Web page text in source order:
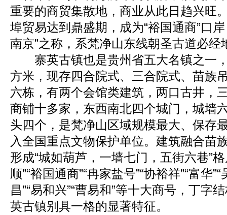
重要的商贸集散地，商业从此日趋兴旺
埠贸易达到鼎盛期，成为“裕国通商”口岸
南京”之称，系梵净山东线朝圣古道必经
寨英古镇也是贵州省五大名镇之一
方米，现存四合院式、三合院式、苗族
六栋，有两个会馆类建筑，两口古井，
商铺十多家，东西南北四个城门，城墙
头四个，是梵净山区域规模最大、保存
入全国重点文物保护单位。建筑融合苗
形成“城如葫芦，一墙七门，五街六巷”
顺”“裕国通商”“冉家盐号”“协裕祥”“富华
昌”“易和兴”“曹易和”等十大商号，丁字
英古镇别具一格的显著特征。